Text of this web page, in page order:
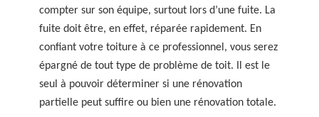
compter sur son équipe, surtout lors d’une fuite. La
fuite doit être, en effet, réparée rapidement. En
confiant votre toiture à ce professionnel, vous serez
épargné de tout type de problème de toit. Il est le
seul à pouvoir déterminer si une rénovation
partielle peut suffire ou bien une rénovation totale.